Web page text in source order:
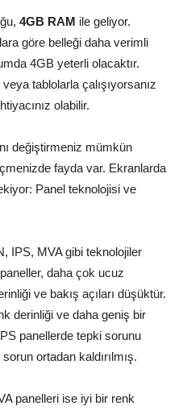
4GB RAM ile geliyor.
göre belleği daha verimli
4GB yeterli olacaktır.
tablolarla çalışıyorsanız
olabilir.
değiştirmeniz mümkün
fayda var. Ekranlarda
Panel teknolojisi ve
IPS, MVA gibi teknolojiler
daha çok ucuz
ve bakış açıları düşüktür.
derinliği ve daha geniş bir
panellerde tepki sorunu
ortadan kaldırılmış.
panelleri ise iyi bir renk